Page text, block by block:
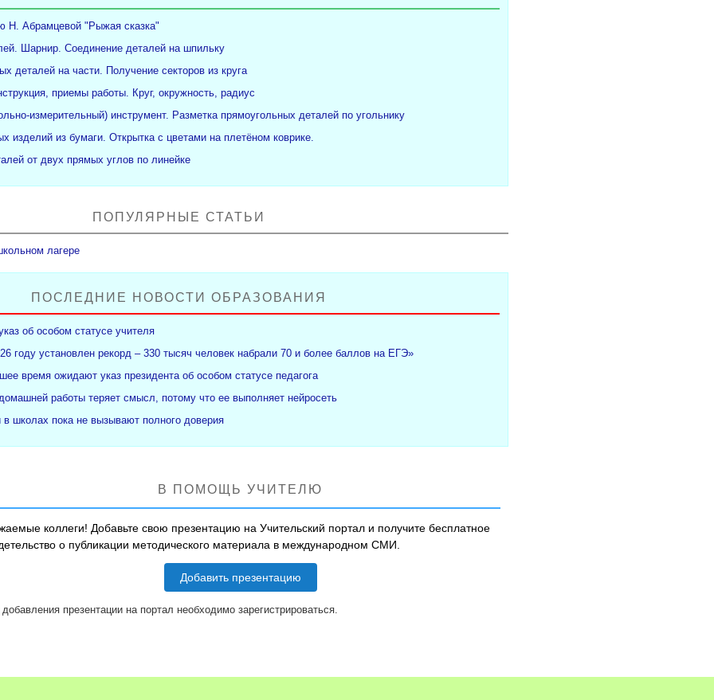
Н. Абрамцевой "Рыжая сказка"
Шарнир. Соединение деталей на шпильку
деталей на части. Получение секторов из круга
приемы работы. Круг, окружность, радиус
измерительный) инструмент. Разметка прямоугольных деталей по угольнику
изделий из бумаги. Открытка с цветами на плетёном коврике.
от двух прямых углов по линейке
ПОПУЛЯРНЫЕ СТАТЬИ
лагере
ПОСЛЕДНИЕ НОВОСТИ ОБРАЗОВАНИЯ
об особом статусе учителя
году установлен рекорд – 330 тысяч человек набрали 70 и более баллов на ЕГЭ»
время ожидают указ президента об особом статусе педагога
работы теряет смысл, потому что ее выполняет нейросеть
в школах пока не вызывают полного доверия
В ПОМОЩЬ УЧИТЕЛЮ
коллеги! Добавьте свою презентацию на Учительский портал и получите бесплатное
о публикации методического материала в международном СМИ.
Добавить презентацию
презентации на портал необходимо зарегистрироваться.